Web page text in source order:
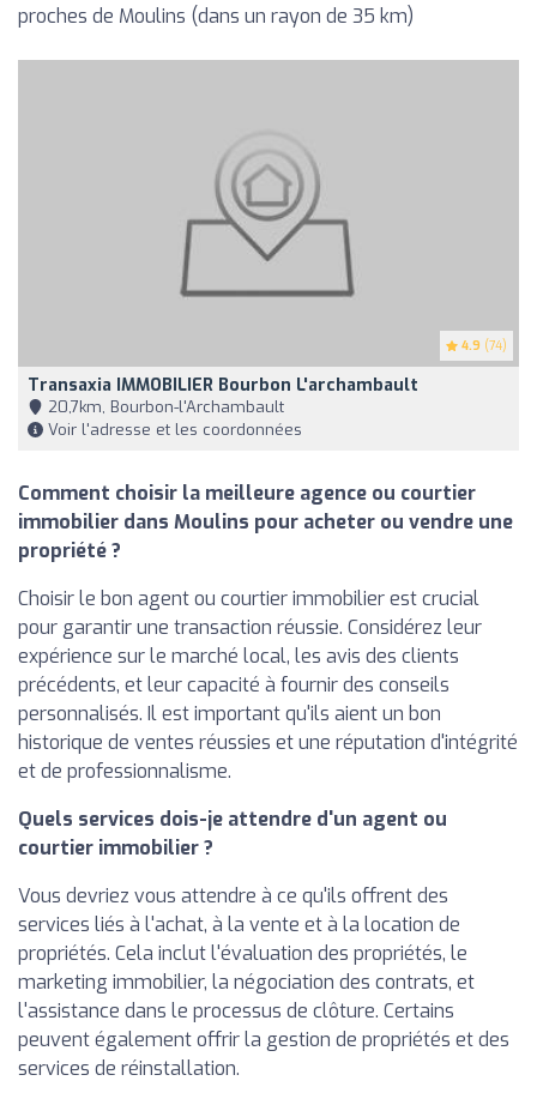
proches de Moulins (dans un rayon de 35 km)
4.9 (74)
Transaxia IMMOBILIER Bourbon L'archambault
20,7km, Bourbon-l'Archambault
Voir l'adresse et les coordonnées
Comment choisir la meilleure agence ou courtier
immobilier dans Moulins pour acheter ou vendre une
propriété ?
Choisir le bon agent ou courtier immobilier est crucial
pour garantir une transaction réussie. Considérez leur
expérience sur le marché local, les avis des clients
précédents, et leur capacité à fournir des conseils
personnalisés. Il est important qu'ils aient un bon
historique de ventes réussies et une réputation d'intégrité
et de professionnalisme.
Quels services dois-je attendre d'un agent ou
courtier immobilier ?
Vous devriez vous attendre à ce qu'ils offrent des
services liés à l'achat, à la vente et à la location de
propriétés. Cela inclut l'évaluation des propriétés, le
marketing immobilier, la négociation des contrats, et
l'assistance dans le processus de clôture. Certains
peuvent également offrir la gestion de propriétés et des
services de réinstallation.